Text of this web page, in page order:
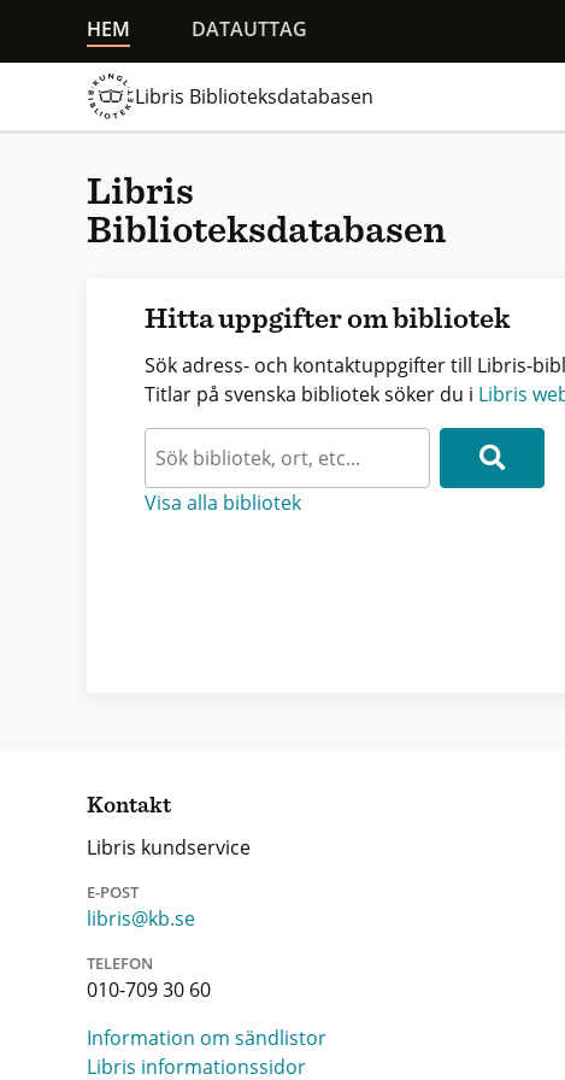
HEM DATAUTTAG
Libris Biblioteksdatabasen
Libris
Biblioteksdatabasen
Hitta uppgifter om bibliotek
Sök adress- och kontaktuppgifter till Libris-
Titlar på svenska bibliotek söker du i Libris
Visa alla bibliotek
Kontakt
Libris kundservice
E-POST
libris@kb.se
TELEFON
010-709 30 60
Information om sändlistor
Libris informationssidor